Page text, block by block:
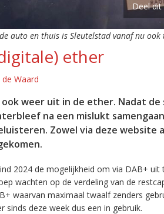
Deel
auto en thuis is Sleutelstad vanaf nu
ether
de Waard
weer uit in de ether. Nadat
na een mislukt
Zowel via deze website
2024 de mogelijkheid om via DAB+ uit
wachten op de verdeling van de
waarvan maximaal twaalf zenders
sinds deze week dus een in gebruik.